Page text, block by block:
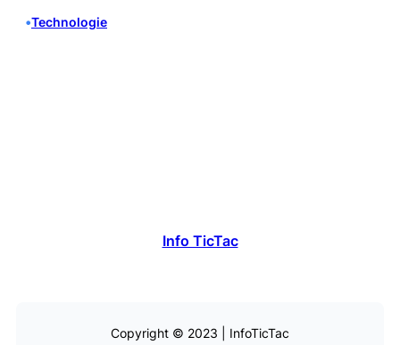
•Technologie
Info TicTac
Copyright © 2023 | InfoTicTac